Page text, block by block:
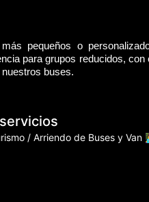
pequeños o
para grupos reducidos,
buses.
/ Arriendo de Buses y Van